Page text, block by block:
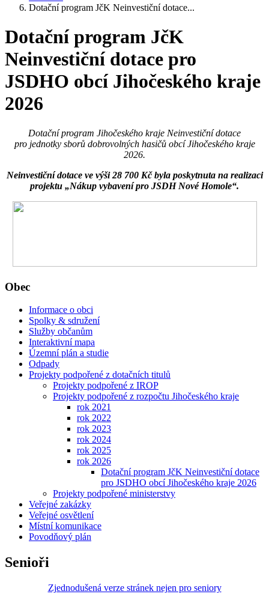
Dotační program JčK Neinvestiční dotace...
Dotační program JčK
Neinvestiční dotace pro
JSDHO obcí Jihočeského kraje
2026
Dotační program Jihočeského kraje Neinvestiční dotace
pro jednotky sborů dobrovolných hasičů obcí Jihočeského kraje
2026.
Neinvestiční dotace ve výši 28 700 Kč byla poskytnuta na realizaci
projektu „Nákup vybavení pro JSDH Nové Homole“.
Obec
Informace o obci
Spolky & sdružení
Služby občanům
Interaktivní mapa
Územní plán a studie
Odpady
Projekty podpořené z dotačních titulů
Projekty podpořené z IROP
Projekty podpořené z rozpočtu Jihočeského kraje
rok 2021
rok 2022
rok 2023
rok 2024
rok 2025
rok 2026
Dotační program JčK Neinvestiční dotace
pro JSDHO obcí Jihočeského kraje 2026
Projekty podpořené ministerstvy
Veřejné zakázky
Veřejné osvětlení
Místní komunikace
Povodňový plán
Senioři
Zjednodušená verze stránek nejen pro seniory